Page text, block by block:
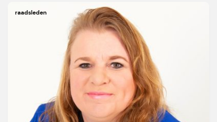
raadsleden